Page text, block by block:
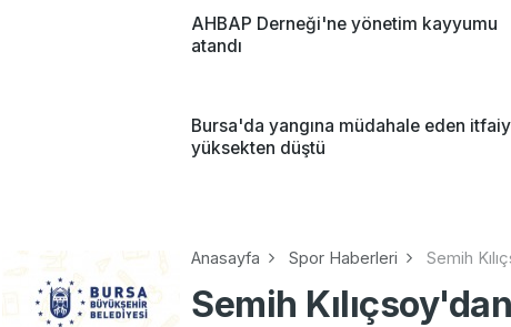
AHBAP Derneği'ne yönetim kayyumu
atandı
Bursa'da yangına müdahale eden
yüksekten düştü
Anasayfa Spor Haberleri Semih
Semih